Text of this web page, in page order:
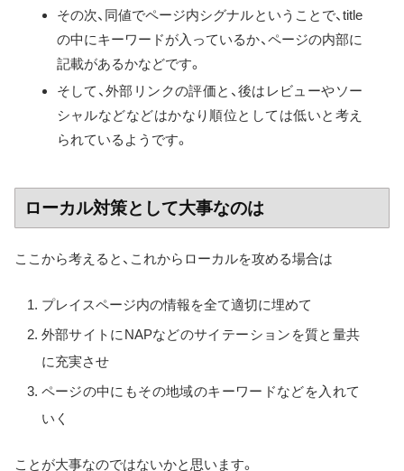
その次、同値でページ内シグナルということで、title
の中にキーワードが入っているか、ページの内部に
記載があるかなどです。
そして、外部リンクの評価と、後はレビューやソー
シャルなどなどはかなり順位としては低いと考え
られているようです。
ローカル対策として大事なのは
ここから考えると、これからローカルを攻める場合は
プレイスページ内の情報を全て適切に埋めて
外部サイトにNAPなどのサイテーションを質と量共
に充実させ
ページの中にもその地域のキーワードなどを入れて
いく
ことが大事なのではないかと思います。